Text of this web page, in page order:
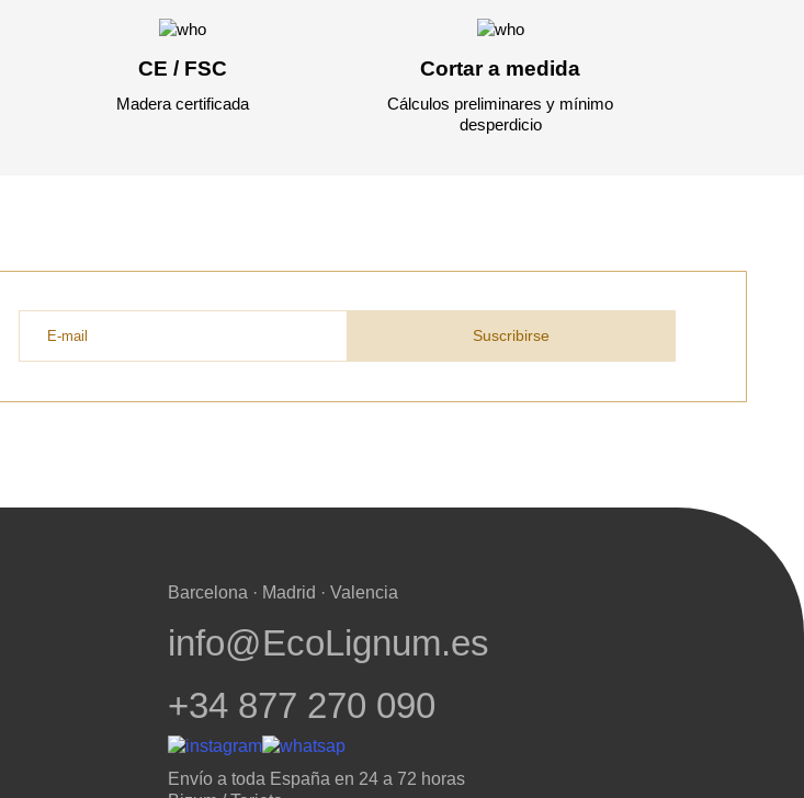
CE / FSC
Madera certificada
Cortar a medida
Cálculos preliminares y mínimo
desperdicio
Suscribirse
Barcelona · Madrid · Valencia
info@EcoLignum.es
+34 877 270 090
Envío a toda España en 24 a 72 horas